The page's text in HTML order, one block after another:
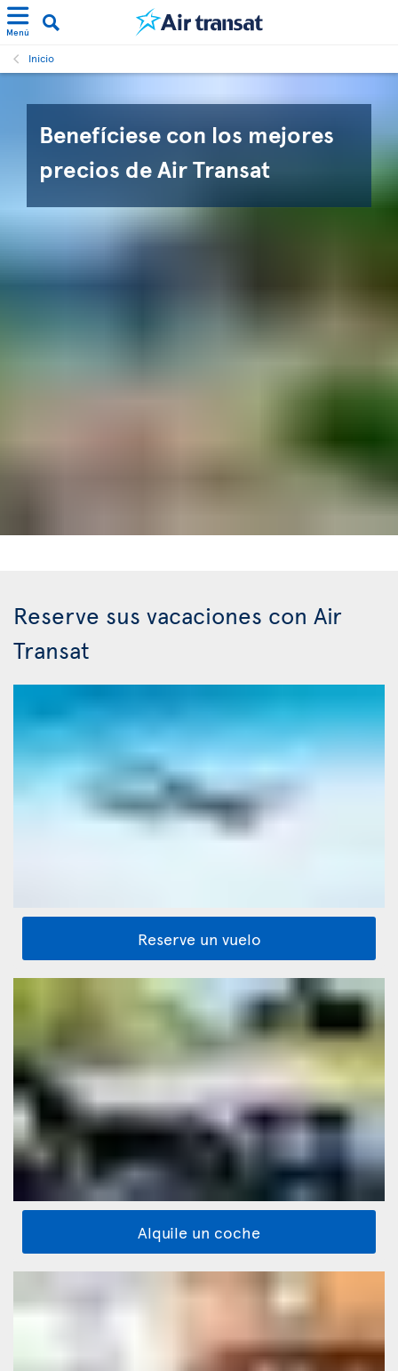
Menú
Inicio
Benefíciese con los mejores
precios de Air Transat
Reserve sus vacaciones con Air
Transat
Reserve un vuelo
Alquile un coche